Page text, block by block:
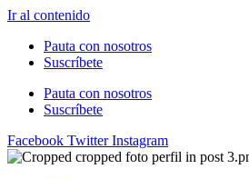
Ir al contenido
Pauta con nosotros
Suscríbete
Pauta con nosotros
Suscríbete
Facebook Twitter Instagram